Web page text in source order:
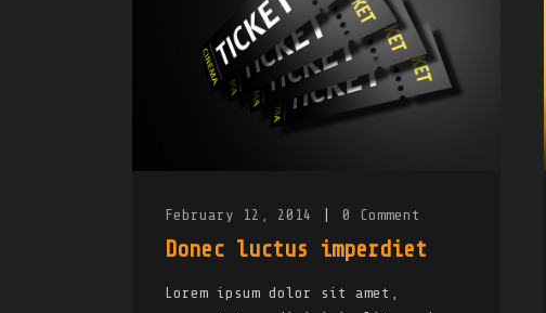
February 12, 2014 0 Comment
Donec luctus imperdiet
Lorem ipsum dolor sit amet,